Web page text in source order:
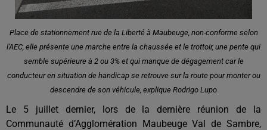
Place de stationnement rue de la Liberté à Maubeuge, non-conforme selon
l'AEC, elle présente une marche entre la chaussée et le trottoir, une pente qui
semble supérieure à 2 ou 3% et qui manque de dégagement car le
conducteur en situation de handicap se retrouve sur la route pour monter ou
descendre de son véhicule, explique Rodrigo Lupo
Le 5 juillet dernier, lors de la dernière réunion de la
Communauté d’Agglomération Maubeuge Val de Sambre,